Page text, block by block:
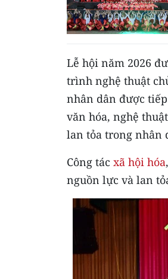
Lễ hội năm 2026
trình nghệ thuật
nhân dân được
văn hóa, nghệ
lan tỏa trong nhân
Công tác xã hội hóa
nguồn lực và lan